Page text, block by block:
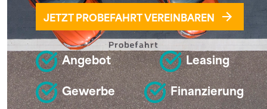
JETZT PROBEFAHRT VEREINBAREN
Angebot
Leasing
Gewerbe
Finanzierung